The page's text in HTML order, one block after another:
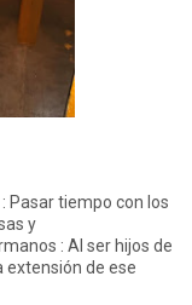
Pasar tiempo con los
y
: Al ser hijos de
extensión de ese